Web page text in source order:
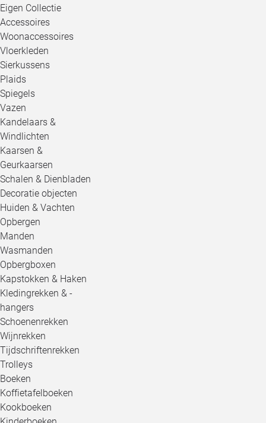
Eigen Collectie
Accessoires
Woonaccessoires
Vloerkleden
Sierkussens
Plaids
Spiegels
Vazen
Kandelaars &
Windlichten
Kaarsen &
Geurkaarsen
Schalen & Dienbladen
Decoratie objecten
Huiden & Vachten
Opbergen
Manden
Wasmanden
Opbergboxen
Kapstokken & Haken
Kledingrekken & -
hangers
Schoenenrekken
Wijnrekken
Tijdschriftenrekken
Trolleys
Boeken
Koffietafelboeken
Kookboeken